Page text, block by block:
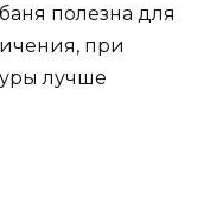
полезна для
при
лучше